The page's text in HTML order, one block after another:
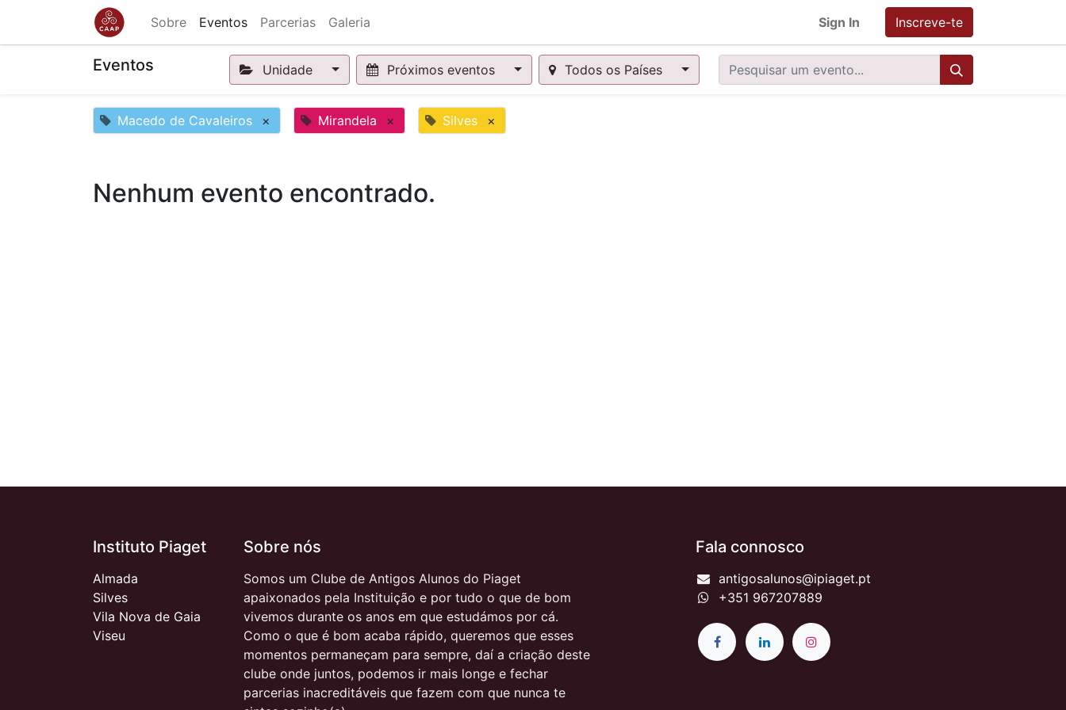
Sobre Eventos Parcerias Galeria Sign In Inscreve-te
Eventos Unidade Próximos eventos Todos os Países
Macedo de Cavaleiros × Mirandela × Silves ×
Nenhum evento encontrado.
Instituto Piaget
Almada
Silves
Vila Nova de Gaia
Viseu
Sobre nós
Somos um Clube de Antigos Alunos do Piaget
apaixonados pela Instituição e por tudo o que de bom
vivemos durante os anos em que estudámos por cá.
Como o que é bom acaba rápido, queremos que esses
momentos permaneçam para sempre, daí a criação deste
clube onde juntos, podemos ir mais longe e fechar
parcerias inacreditáveis que fazem com que nunca te
Fala connosco
antigosalunos@ipiaget.pt
+351 967207889